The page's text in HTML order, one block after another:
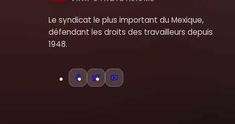
Le syndicat le plus important du Mexique,
défendant les droits des travailleurs depuis
1948.